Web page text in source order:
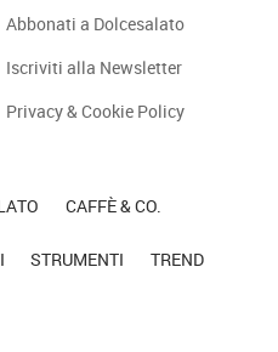
Abbonati a Dolcesalato
Iscriviti alla Newsletter
Privacy & Cookie Policy
CAFFÈ & CO.
STRUMENTI TREND